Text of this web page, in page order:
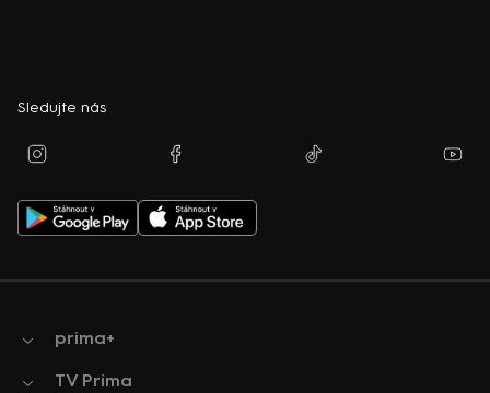
Sledujte nás
prima+
TV Prima